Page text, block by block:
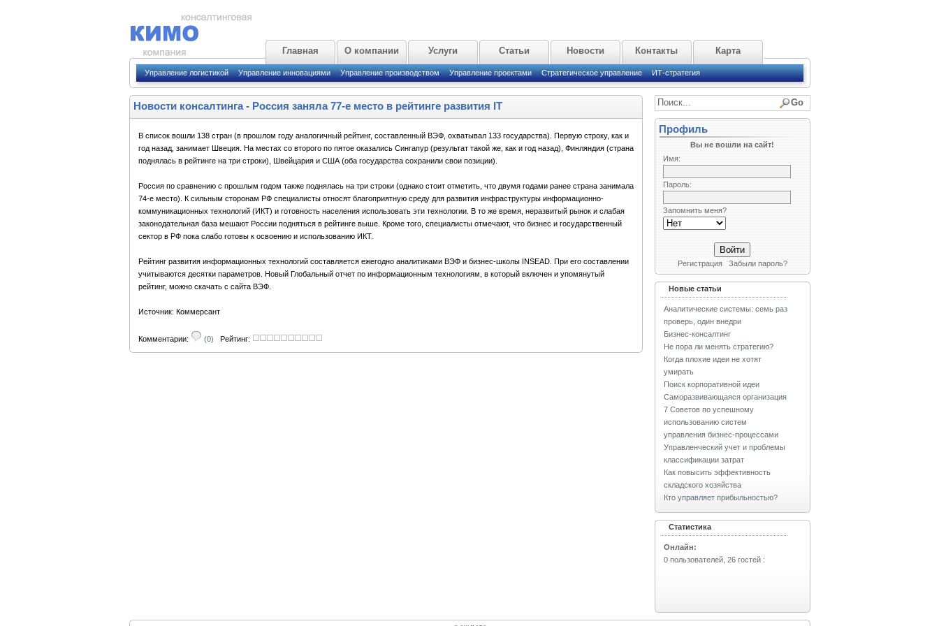
Главная О компании Услуги Статьи Новости Контакты Карта
Управление логистикой Управление инновациями Управление производством Управление проектами Стратегическое управление ИТ-стратегия
Новости консалтинга- Россия заняла 77-е место в рейтинге развития IT
В список вошли 138 стран (в прошлом году аналогичный рейтинг, составленный ВЭФ, охватывал 133 государства). Первую строку, как и
год назад, занимает Швеция. На местах со второго по пятое оказались Сингапур (результат такой же, как и год назад), Финляндия (страна
поднялась в рейтинге на три строки), Швейцария и США (оба государства сохранили свои позиции).
Россия по сравнению с прошлым годом также поднялась на три строки (однако стоит отметить, что двумя годами ранее страна занимала
74-е место). К сильным сторонам РФ специалисты относят благоприятную среду для развития инфраструктуры информационно-
коммуникационных технологий (ИКТ) и готовность населения использовать эти технологии. В то же время, неразвитый рынок и слабая
законодательная база мешают России подняться в рейтинге выше. Кроме того, специалисты отмечают, что бизнес и государственный
сектор в РФ пока слабо готовы к освоению и использованию ИКТ.
Рейтинг развития информационных технологий составляется ежегодно аналитиками ВЭФ и бизнес-школы INSEAD. При его составлении
учитываются десятки параметров. Новый Глобальный отчет по информационным технологиям, в который включен и упомянутый
рейтинг, можно скачать с сайта ВЭФ.
Источник: Коммерсант
Комментарии: (0) Рейтинг:
Профиль
Вы не вошли на сайт!
Имя:
Пароль:
Запомнить меня?
Регистрация Забыли пароль?
Новые статьи
Аналитические системы: семь раз
проверь, один внедри
Бизнес-консалтинг
Не пора ли менять стратегию?
Когда плохие идеи не хотят
умирать
Поиск корпоративной идеи
Саморазвивающаяся организация
7 Советов по успешному
использованию систем
управления бизнес-процессами
Управленческий учет и проблемы
классификации затрат
Как повысить эффективность
складского хозяйства
Кто управляет прибыльностью?
Статистика
Онлайн:
0 пользователей, 26 гостей: